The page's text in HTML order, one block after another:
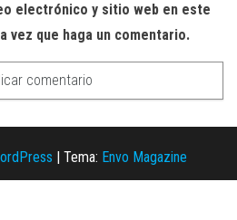
electrónico y sitio web en este
vez que haga un comentario.
Tema: Envo Magazine